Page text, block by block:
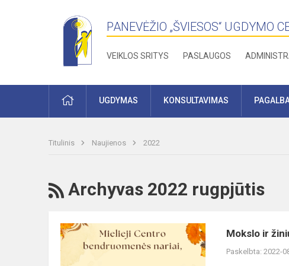
PANEVĖŽIO „ŠVIESOS“ UGDYMO
VEIKLOS SRITYS PASLAUGOS
PRADŽIAUGDYMAS KONSULTAVIMAS
Titulinis Naujienos 2022
RSS
Archyvas 2022 rugpjūtis
Mokslo
ir
Mokslo ir
Paskelbta: 2022-